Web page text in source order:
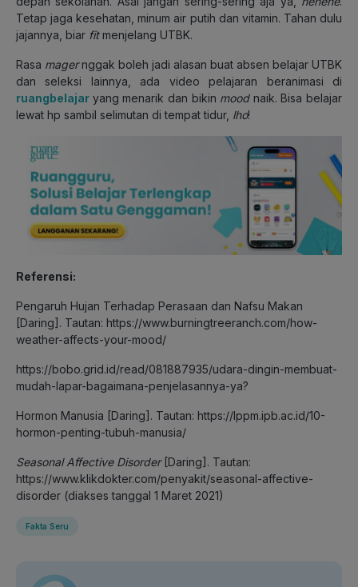
Tetap jaga kesehatan, minum air putih dan vitamin. Tahan dulu
jajannya, biar fit menjelang UTBK.
Rasa magernggak boleh jadi alasan buat absen belajar UTBK
dan seleksi lainnya, ada video pelajaran beranimasi di
ruangbelajar yang menarik dan bikin mood naik. Bisa belajar
lewat hp sambil selimutan di tempat tidur, lho!
Referensi:
Pengaruh Hujan Terhadap Perasaan dan Nafsu Makan
[Daring]. Tautan: https://www.burningtreeranch.com/how-
weather-affects-your-mood/
https://bobo.grid.id/read/081887935/udara-dingin-membuat-
mudah-lapar-bagaimana-penjelasannya-ya?
Hormon Manusia [Daring]. Tautan: https://lppm.ipb.ac.id/10-
hormon-penting-tubuh-manusia/
Seasonal Affective Disorder [Daring]. Tautan:
https://www.klikdokter.com/penyakit/seasonal-affective-
disorder (diakses tanggal 1 Maret 2021)
Fakta Seru